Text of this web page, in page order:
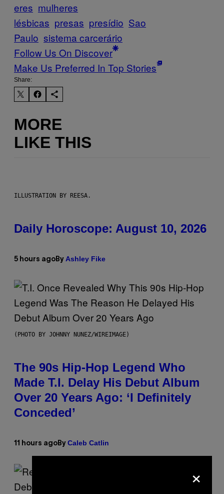
eres mulheres
lésbicas presas presídio Sao
Paulo sistema carcerário
Follow Us On Discover
Make Us Preferred In Top Stories
Share:
MORE
LIKE THIS
ILLUSTRATION BY REESA.
Daily Horoscope: August 10, 2026
5 hours ago By Ashley Fike
(PHOTO BY JOHNNY NUNEZ/WIREIMAGE)
The 90s Hip-Hop Legend Who
Made T.I. Delay His Debut Album
Over 20 Years Ago: ‘I Definitely
Conceded’
11 hours ago By Caleb Catlin
×